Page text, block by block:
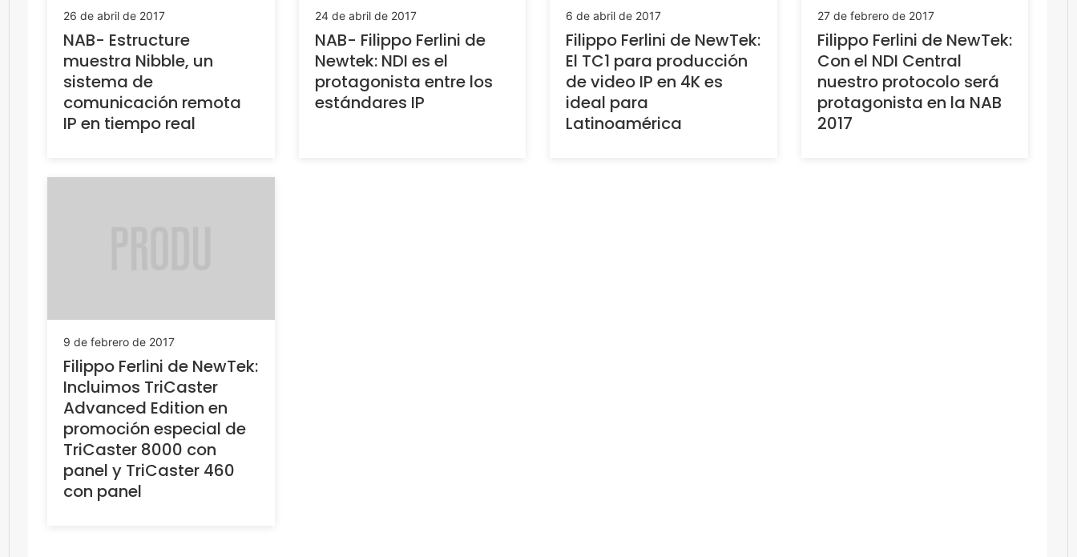
26 de abril de 2017
NAB- Estructure
muestra Nibble, un
sistema de
comunicación remota
IP en tiempo real
24 de abril de 2017
NAB- Filippo Ferlini de
Newtek: NDI es el
protagonista entre los
estándares IP
6 de abril de 2017
Filippo Ferlini de NewTek:
El TC1 para producción
de video IP en 4K es
ideal para
Latinoamérica
27 de febrero de 2017
Filippo Ferlini de NewTek:
Con el NDI Central
nuestro protocolo será
protagonista en la NAB
2017
9 de febrero de 2017
Filippo Ferlini de NewTek:
Incluimos TriCaster
Advanced Edition en
promoción especial de
TriCaster 8000 con
panel y TriCaster 460
con panel